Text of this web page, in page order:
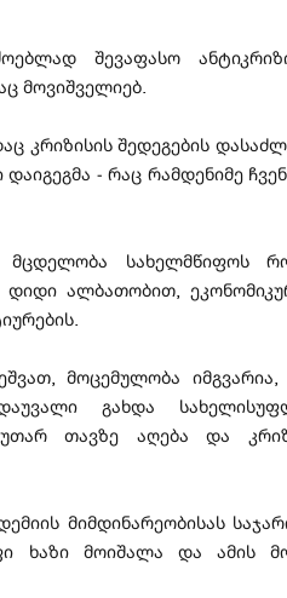
შევაფასო
მოვიშველიებ.
კრიზისის შედეგების
- რაც რამდენიმე
მცდელობა სახელმწიფოს
დიდი ალბათობით,
მოცემულობა იმგვარია,
გახდა
თავზე აღება და
მიმდინარეობისას
ხაზი მოიშალა და ამის